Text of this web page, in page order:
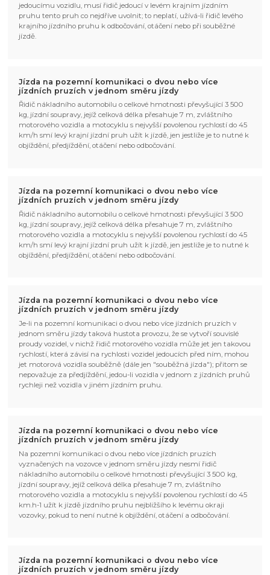
jedoucímu vozidlu, musí řidič jedoucí v levém krajním jízdním
pruhu tento pruh co nejdříve uvolnit; to neplatí, užívá-li řidič levého
krajního jízdního pruhu k odbočování, otáčení nebo při souběžné
jízdě.
Jízda na pozemní komunikaci o dvou nebo více
jízdních pruzích v jednom směru jízdy
Řidič nákladního automobilu o celkové hmotnosti převyšující 3 500
kg, jízdní soupravy, jejíž celková délka přesahuje 7 m, zvláštního
motorového vozidla a motocyklu s nejvyšší povolenou rychlostí do 45
km/h smí levý krajní jízdní pruh užít k jízdě, jen jestliže je to nutné k
objíždění, předjíždění, otáčení nebo odbočování.
Jízda na pozemní komunikaci o dvou nebo více
jízdních pruzích v jednom směru jízdy
Řidič nákladního automobilu o celkové hmotnosti převyšující 3 500
kg, jízdní soupravy, jejíž celková délka přesahuje 7 m, zvláštního
motorového vozidla a motocyklu s nejvyšší povolenou rychlostí do 45
km/h smí levý krajní jízdní pruh užít k jízdě, jen jestliže je to nutné k
objíždění, předjíždění, otáčení nebo odbočování.
Jízda na pozemní komunikaci o dvou nebo více
jízdních pruzích v jednom směru jízdy
Je-li na pozemní komunikaci o dvou nebo více jízdních pruzích v
jednom směru jízdy taková hustota provozu, že se vytvoří souvislé
proudy vozidel, v nichž řidič motorového vozidla může jet jen takovou
rychlostí, která závisí na rychlosti vozidel jedoucích před ním, mohou
jet motorová vozidla souběžně (dále jen "souběžná jízda"); přitom se
nepovažuje za předjíždění, jedou-li vozidla v jednom z jízdních pruhů
rychleji než vozidla v jiném jízdním pruhu.
Jízda na pozemní komunikaci o dvou nebo více
jízdních pruzích v jednom směru jízdy
Na pozemní komunikaci o dvou nebo více jízdních pruzích
vyznačených na vozovce v jednom směru jízdy nesmí řidič
nákladního automobilu o celkové hmotnosti převyšující 3 500 kg,
jízdní soupravy, jejíž celková délka přesahuje 7 m, zvláštního
motorového vozidla a motocyklu s nejvyšší povolenou rychlostí do 45
km.h-1 užít k jízdě jízdního pruhu nejbližšího k levému okraji
vozovky, pokud to není nutné k objíždění, otáčení a odbočování.
Jízda na pozemní komunikaci o dvou nebo více
jízdních pruzích v jednom směru jízdy